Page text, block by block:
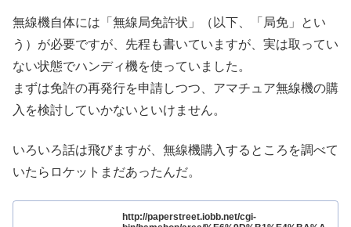
無線機自体には「無線局免許状」（以下、「局免」とい
う）が必要ですが、先程も書いていますが、実は取ってい
ない状態でハンディ機を使っていました。
まずは免許の再発行を申請しつつ、アマチュア無線機の購
入を検討していかないといけません。
いろいろ話は飛びますが、無線機購入するところを調べて
いたらロケットまだあったんだ。
http://paperstreet.iobb.net/cgi-